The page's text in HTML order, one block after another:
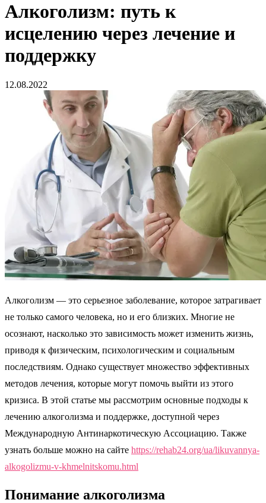
Алкоголизм: путь к
исцелению через лечение и
поддержку
12.08.2022
Алкоголизм — это серьезное заболевание, которое затрагивает
не только самого человека, но и его близких. Многие не
осознают, насколько это зависимость может изменить жизнь,
приводя к физическим, психологическим и социальным
последствиям. Однако существует множество эффективных
методов лечения, которые могут помочь выйти из этого
кризиса. В этой статье мы рассмотрим основные подходы к
лечению алкоголизма и поддержке, доступной через
Международную Антинаркотическую Ассоциацию. Также
узнать больше можно на сайте https://rehab24.org/ua/likuvannya-
alkogolizmu-v-khmelnitskomu.html
Понимание алкоголизма